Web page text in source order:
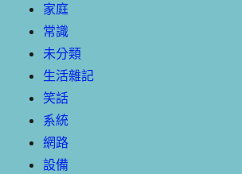
家庭
常識
未分類
生活雜記
笑話
系統
網路
設備